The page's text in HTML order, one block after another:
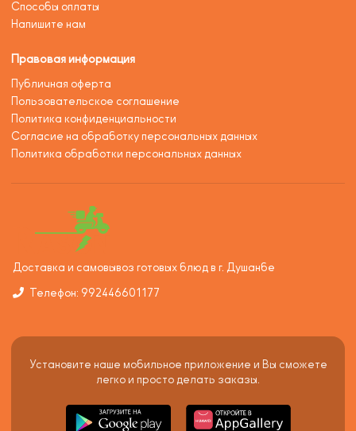
Способы оплаты
Напишите нам
Правовая информация
Публичная оферта
Пользовательское соглашение
Политика конфиденциальности
Согласие на обработку персональных данных
Политика обработки персональных данных
Доставка и самовывоз готовых блюд в г. Душанбе
Телефон: 992446601177
Установите наше мобильное приложение и Вы сможете
легко и просто делать заказы.